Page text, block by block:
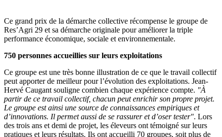
Ce grand prix de la démarche collective récompense le groupe de
Res’Agri 29 et sa démarche originale pour améliorer la triple
performance économique, sociale et environnementale.
750 personnes accueillies sur leurs exploitations
Ce groupe est une très bonne illustration de ce que le travail collectif
peut apporter de meilleur pour l’évolution des exploitations. Jean-
Hervé Caugant souligne combien chaque expérience compte. "À
partir de ce travail collectif, chacun peut enrichir son propre projet.
Le groupe est ainsi une source de connaissances empiriques et
d’innovations. Il permet aussi de se rassurer et d’oser tester". Lors
des trois ans et demi de projet, les éleveurs ont témoigné sur leurs
pratiques et leurs résultats. Ils ont accueilli 70 groupes, soit plus de